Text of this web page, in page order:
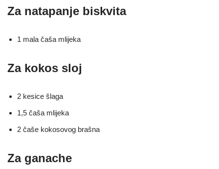
Za natapanje biskvita
1 mala čaša mlijeka
Za kokos sloj
2 kesice šlaga
1,5 čaša mlijeka
2 čaše kokosovog brašna
Za ganache